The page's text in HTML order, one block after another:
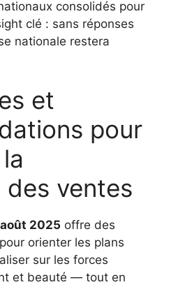
consolidés pour
clé : sans réponses
nationale restera
et
pour
ventes
2025 offre des
orienter les plans
sur les forces
et beauté — tout en